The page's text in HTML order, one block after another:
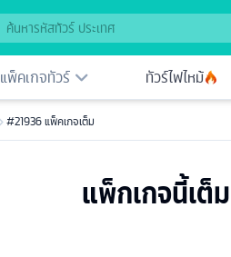
แพ็คเกจทัวร์ ทัวร์ไฟไหม้
#21936 แพ็คเกจเต็ม
แพ็กเกจนี้เต็